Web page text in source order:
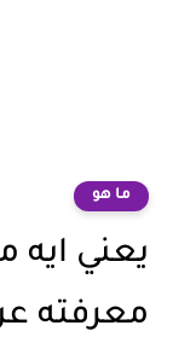
ما هو
يعني ايه
معرفته